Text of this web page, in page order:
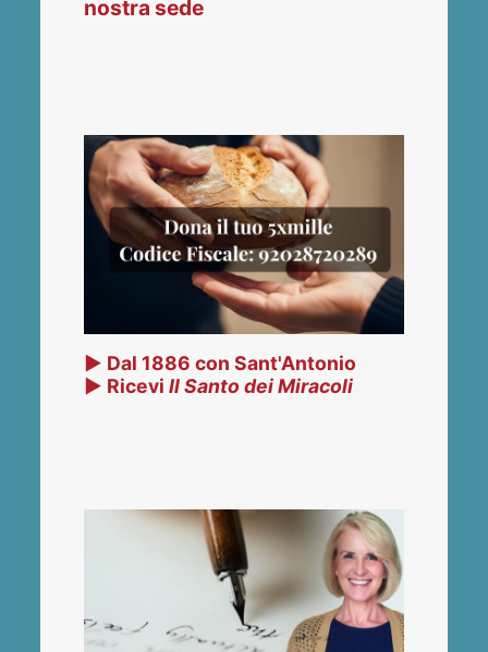
nostra sede
▶ Dal 1886 con Sant'Antonio
▶ RiceviIl Santo dei Miracoli